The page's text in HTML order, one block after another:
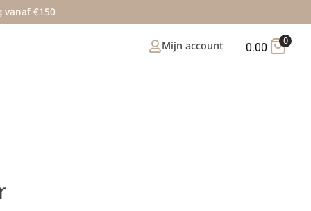
vanaf €150
Mijn account 0.00
0